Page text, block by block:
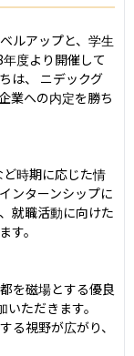
ルアップと、学生
度より開催して
は、 ニデックグ
業への内定を勝ち
時期に応じた情
ンターンシップに
就職活動に向けた
す。
を磁場とする優良
ただきます。
る視野が広がり、